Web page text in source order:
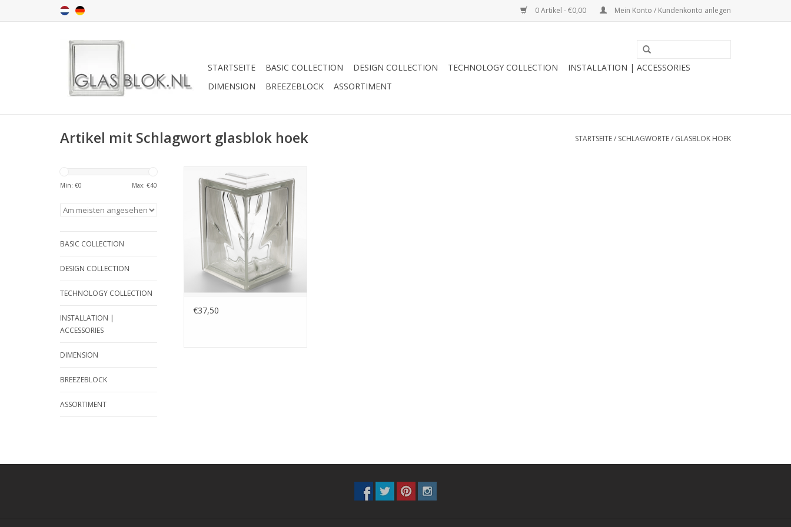
0 Artikel - €0,00 Mein Konto / Kundenkonto anlegen
STARTSEITE BASIC COLLECTION DESIGN COLLECTION TECHNOLOGY COLLECTION
INSTALLATION | ACCESSORIES
DIMENSION
BREEZEBLOCK ASSORTIMENT
Artikel mit Schlagwort glasblok hoek STARTSEITE/ SCHLAGWORTE/ GLASBLOK HOEK
Min: €0 Max: €40
BASIC COLLECTION
DESIGN COLLECTION
TECHNOLOGY COLLECTION
INSTALLATION |
ACCESSORIES
DIMENSION
BREEZEBLOCK
ASSORTIMENT
ZUM WARENKORB HINZUFÜGEN
€37,50